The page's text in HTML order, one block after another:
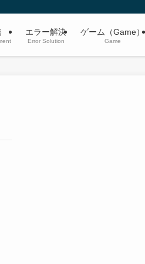
エラー解決
Error Solution
ゲーム（Game）
Game